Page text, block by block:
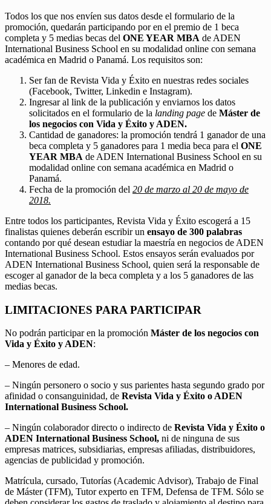
Todos los que nos envíen sus datos desde el formulario de la
promoción, quedarán participando por en el premio de 1 beca
completa y 5 medias becas del ONE YEAR MBA de ADEN
International Business School en su modalidad online con semana
académica en Madrid o Panamá. Los requisitos son:
Ser fan de Revista Vida y Éxito en nuestras redes sociales
(Facebook, Twitter, Linkedin e Instagram).
Ingresar al link de la publicación y enviarnos los datos
solicitados en el formulario de la landing page de Máster de
los negocios con Vida y Éxito y ADEN.
Cantidad de ganadores: la promoción tendrá 1 ganador de una
beca completa y 5 ganadores para 1 media beca para el ONE
YEAR MBA de ADEN International Business School en su
modalidad online con semana académica en Madrid o
Panamá.
Fecha de la promoción del 20 de marzo al 20 de mayo de
2018.
Entre todos los participantes, Revista Vida y Éxito escogerá a 15
finalistas quienes deberán escribir un ensayo de 300 palabras
contando por qué desean estudiar la maestría en negocios de ADEN
International Business School. Estos ensayos serán evaluados por
ADEN International Business School, quien será la responsable de
escoger al ganador de la beca completa y a los 5 ganadores de las
medias becas.
LIMITACIONES PARA PARTICIPAR
No podrán participar en la promoción Máster de los negocios con
Vida y Éxito y ADEN:
– Menores de edad.
– Ningún personero o socio y sus parientes hasta segundo grado por
afinidad o consanguinidad, de Revista Vida y Éxito o ADEN
International Business School.
– Ningún colaborador directo o indirecto de Revista Vida y Éxito o
ADEN International Business School, ni de ninguna de sus
empresas matrices, subsidiarias, empresas afiliadas, distribuidores,
agencias de publicidad y promoción.
Matrícula, cursado, Tutorías (Academic Advisor), Trabajo de Final
de Máster (TFM), Tutor experto en TFM, Defensa de TFM. Sólo se